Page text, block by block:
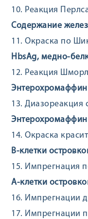
10. Реакция
Содержание
11. Окраска по
HbsAg, медно-
12. Реакция
13. Диазореакция
14. Окраска
В-клетки
15. Импрегнация
А-клетки
16. Импрегнации
17. Импрегнации